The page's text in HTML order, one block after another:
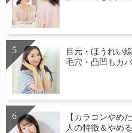
目元・ほうれい
毛穴・凸凹もカ
【カラコンやめ
人の特徴＆やめ